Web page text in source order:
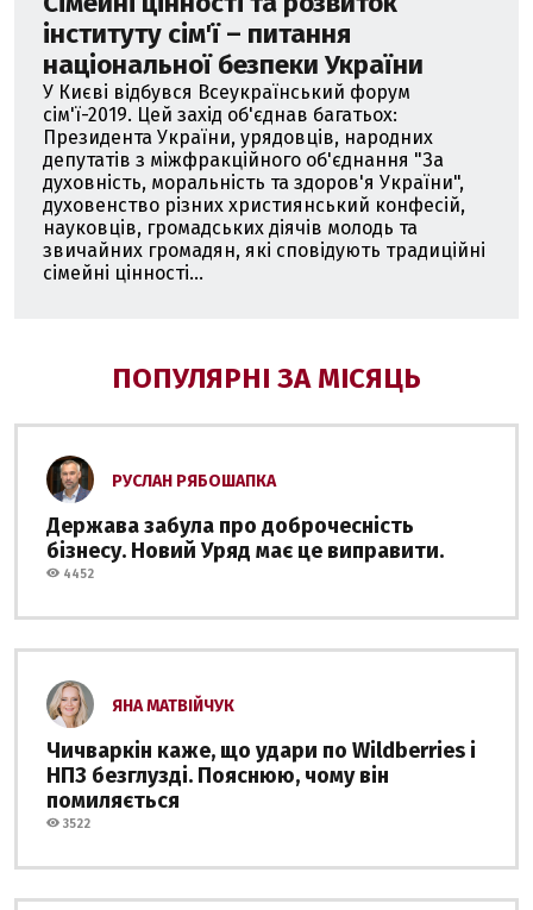
інституту сім'ї – питання
національної безпеки України
У Києві відбувся Всеукраїнський форум
сім'ї-2019. Цей захід об'єднав багатьох:
Президента України, урядовців, народних
депутатів з міжфракційного об'єднання "За
духовність, моральність та здоров'я України",
духовенство різних християнський конфесій,
науковців, громадських діячів молодь та
звичайних громадян, які сповідують традиційні
сімейні цінності...
ПОПУЛЯРНІ ЗА МІСЯЦЬ
РУСЛАН РЯБОШАПКА
Держава забула про доброчесність
бізнесу. Новий Уряд має це виправити.
4452
ЯНА МАТВІЙЧУК
Чичваркін каже, що удари по Wildberries і
НПЗ безглузді. Пояснюю, чому він
помиляється
3522